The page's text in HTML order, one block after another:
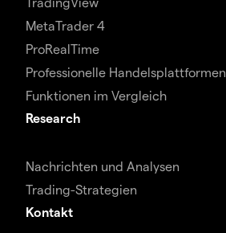
MetaTrader 4
ProRealTime
Professionelle Handelsplattformen
Funktionen im Vergleich
Research
Nachrichten und Analysen
Trading-Strategien
Kontakt